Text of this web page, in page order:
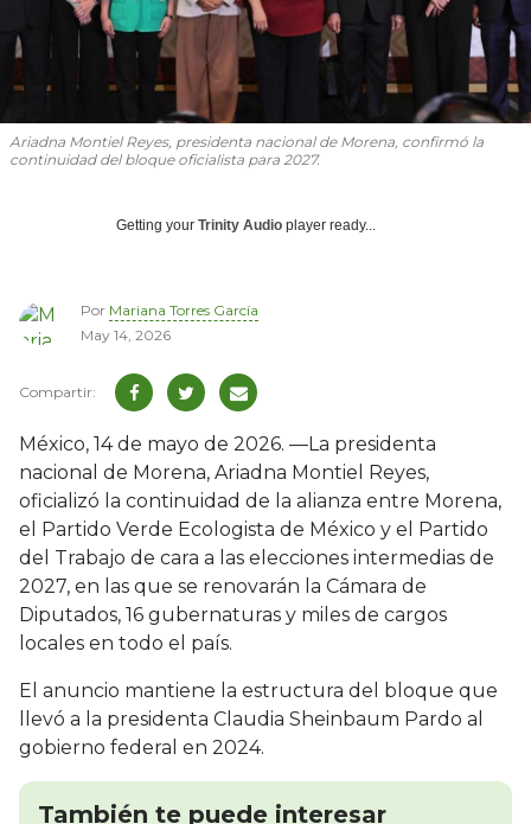
Ariadna Montiel Reyes, presidenta nacional de Morena, confirmó la
continuidad del bloque oficialista para 2027.
Getting your Trinity Audio player ready...
Por Mariana Torres García
May 14, 2026
México, 14 de mayo de 2026. —La presidenta
nacional de Morena, Ariadna Montiel Reyes,
oficializó la continuidad de la alianza entre Morena,
el Partido Verde Ecologista de México y el Partido
del Trabajo de cara a las elecciones intermedias de
2027, en las que se renovarán la Cámara de
Diputados, 16 gubernaturas y miles de cargos
locales en todo el país.
El anuncio mantiene la estructura del bloque que
llevó a la presidenta Claudia Sheinbaum Pardo al
gobierno federal en 2024.
También te puede interesar